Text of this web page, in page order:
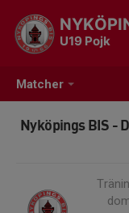
Matcher
U19 Pojk
Nyköpings BIS -